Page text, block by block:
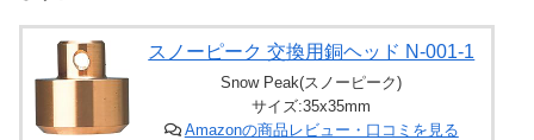
スノーピーク 交換用銅ヘッド N-001-1
Snow Peak(スノーピーク)
サイズ:35x35mm
Amazonの商品レビュー・口コミを見る